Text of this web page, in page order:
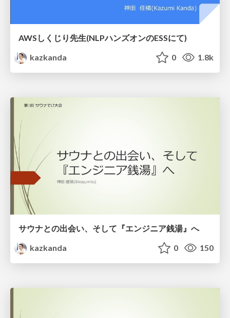
AWSしくじり先生(NLPハンズオンのESSにて)
kazkanda
0 1.8k
サウナとの出会い、そして『エンジニア銭湯』へ
kazkanda
0 150